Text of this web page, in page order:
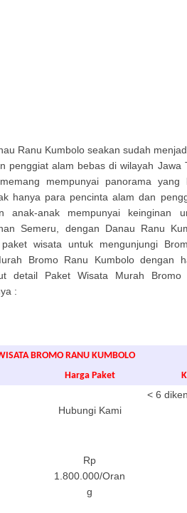
Ranu Kumbolo seakan sudah
penggiat alam bebas di wilayah Jawa
mempunyai panorama yang
hanya para pencinta alam dan
anak-anak mempunyai keinginan
Semeru, dengan Danau Ranu
wisata untuk mengunjungi
Bromo Ranu Kumbolo dengan
detail Paket Wisata Murah
:
BROMO RANU KUMBOLO
Harga Paket
Hubungi Kami
< 6
Rp
1.800.000/Oran
g